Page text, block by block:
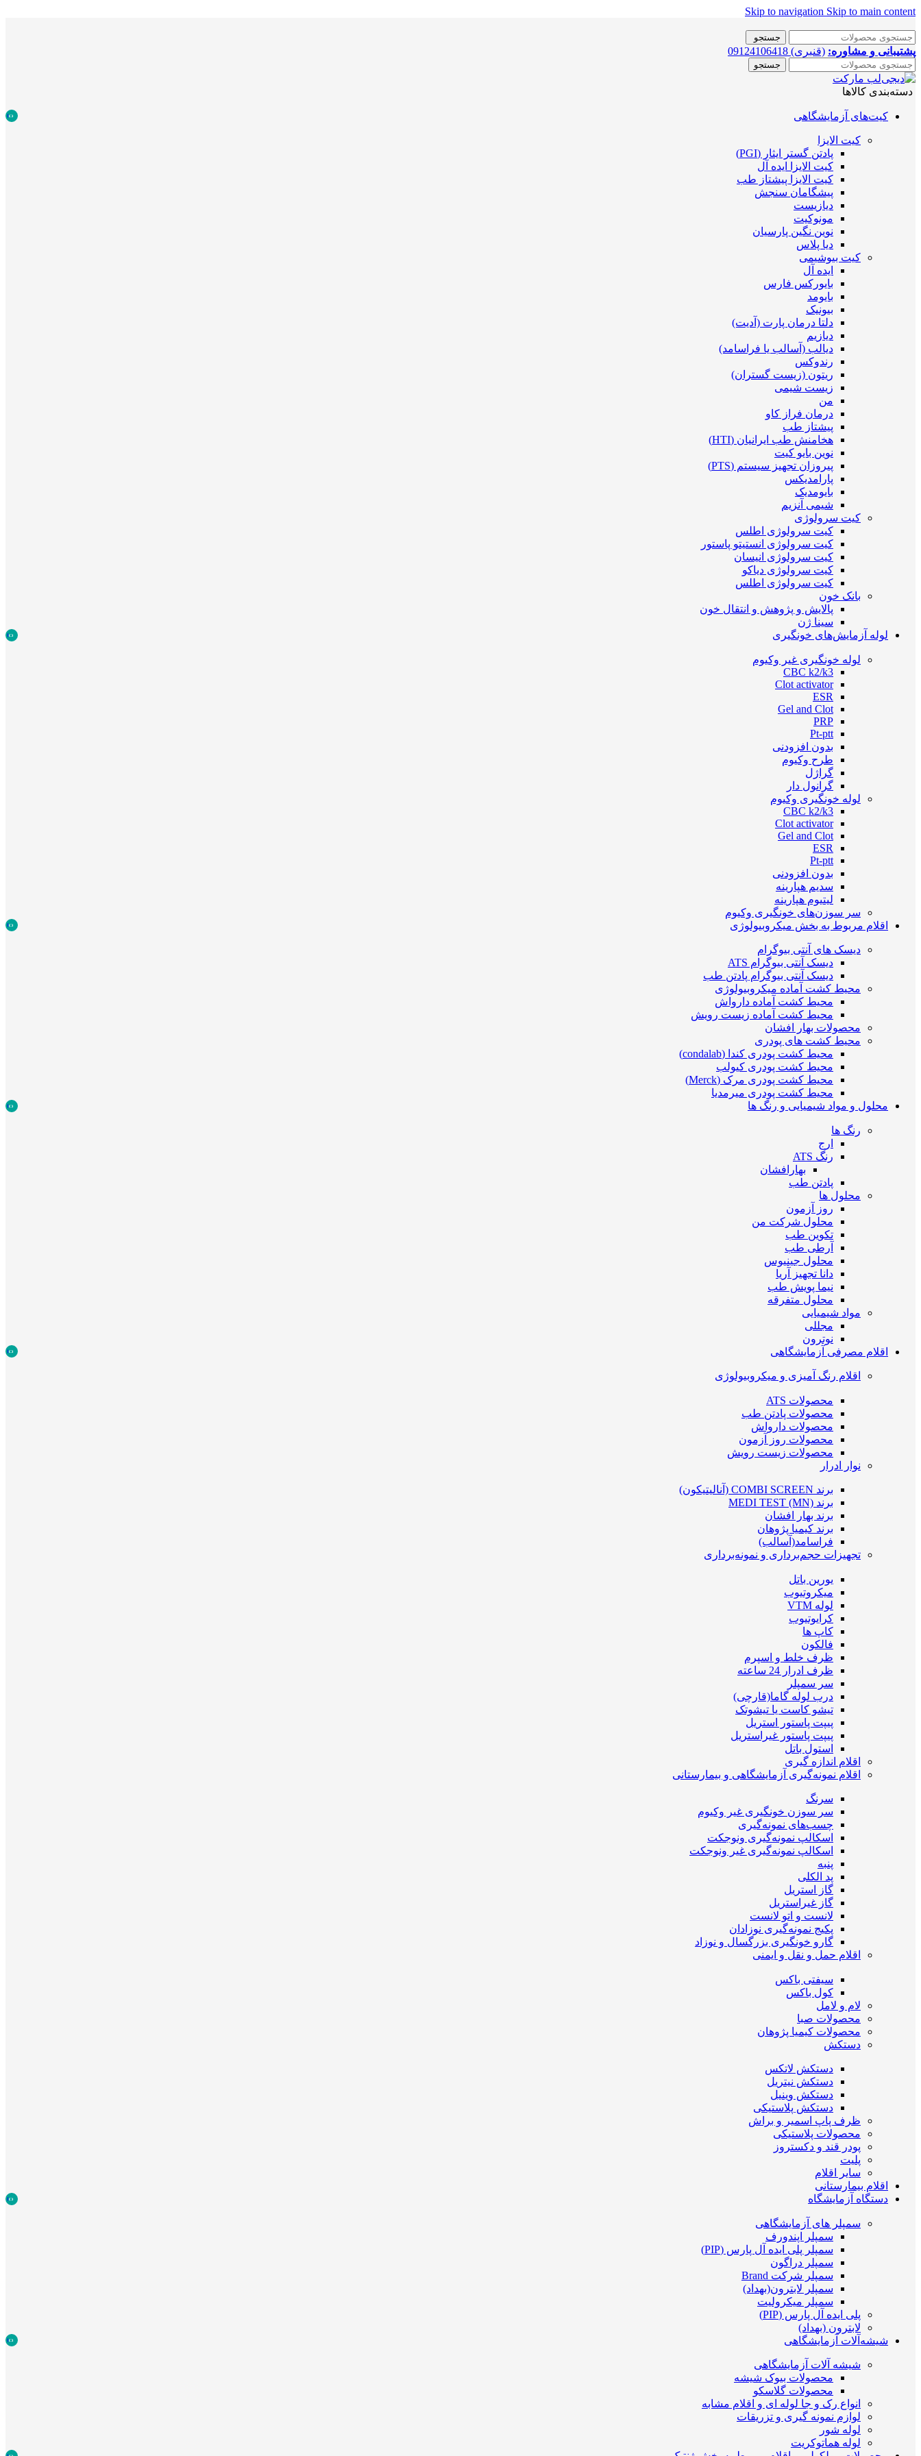
Skip to navigation Skip to main content
جستجو
پشتیبانی و مشاوره: (قنبری) 09124106418
جستجو
دسته‌بندی کالاها
کیت‌های آزمایشگاهی
کیت الایزا
پادتن گستر ایثار (PGI)
کیت الایزا ایده آل
کیت الایزا پیشتاز طب
پیشگامان سنجش
دیازیست
مونوکیت
نوین نگین پارسیان
دیا پلاس
کیت بیوشیمی
ایده آل
بایورکس فارس
بایومد
بیونیک
دلتا درمان پارت (آدیت)
دیازیم
دیالب (آسالب یا فراسامد)
رندوکس
ریتون (زیست گستران)
زیست شیمی
من
درمان فراز کاو
پیشتاز طب
هخامنش طب ایرانیان (HTI)
نوین بایو کیت
پیروزان تجهیز سیستم (PTS)
پارامدیکس
بایومدیک
شیمی آنزیم
کیت سرولوژی
کیت سرولوژی اطلس
کیت سرولوژی انستیتو پاستور
کیت سرولوژی انیسان
کیت سرولوژی دیاکو
کیت سرولوژی اطلس
بانک خون
پالایش و پژوهش و انتقال خون
سینا ژن
لوله آزمایش‌های خونگیری
لوله خونگیری غیر وکیوم
CBC k2/k3
Clot activator
ESR
Gel and Clot
PRP
Pt-ptt
بدون افزودنی
طرح وکیوم
گراژل
گرانول دار
لوله خونگیری وکیوم
CBC k2/k3
Clot activator
Gel and Clot
ESR
Pt-ptt
بدون افزودنی
سدیم هپارینه
لیتیوم هپارینه
سر سوزن‌های خونگیری وکیوم
اقلام مربوط به بخش میکروبیولوژی
دیسک های آنتی بیوگرام
دیسک آنتی بیوگرام ATS
دیسک آنتی بیوگرام پادتن طب
محیط کشت آماده میکروبیولوژی
محیط کشت آماده دارواش
محیط کشت آماده زیست رویش
محصولات بهار افشان
محیط کشت های پودری
محیط کشت پودری کندا (condalab)
محیط کشت پودری کیولب
محیط کشت پودری مرک (Merck)
محیط کشت پودری میرمدیا
محلول و مواد شیمیایی و رنگ ها
رنگ ها
ارج
رنگ ATS
بهارافشان
پادتن طب
محلول ها
روز آزمون
محلول شرکت من
تکوین طب
آرطی طب
محلول جینیوس
دانا تجهیز آریا
نیما پویش طب
محلول متفرقه
مواد شیمیایی
مجللی
نوترون
اقلام مصرفی آزمایشگاهی
اقلام رنگ آمیزی و میکروبیولوژی
محصولات ATS
محصولات پادتن طب
محصولات دارواش
محصولات روز آزمون
محصولات زیست رویش
نوار ادرار
برند COMBI SCREEN (آنالیتیکون)
برند MEDI TEST (MN)
برند بهار افشان
برند کیمیا پژوهان
فراسامد(آسالب)
تجهیزات حجم‌برداری و نمونه‌برداری
یورین باتل
میکروتیوب
لوله VTM
کرایوتیوب
کاپ ها
فالکون
ظرف خلط و اسپرم
ظرف ادرار 24 ساعته
سر سمپلر
درب لوله گاما(قارچی)
تیشو کاست یا تیشوتک
پیپت پاستور استریل
پیپت پاستور غیراستریل
استول باتل
اقلام اندازه گیری
اقلام نمونه‌گیری آزمایشگاهی و بیمارستانی
سرنگ
سر سوزن خونگیری غیر وکیوم
چسب‌های نمونه‎‌گیری
اسکالپ نمونه‌گیری ونوجکت
اسکالپ نمونه‌گیری غیر ونوجکت
پنبه
پد الکلی
گاز استریل
گاز غیراستریل
لانست و اتو لانست
پکیج نمونه‌گیری نوزادان
گارو خونگیری بزرگسال و نوزاد
اقلام حمل و نقل و ایمنی
سیفتی باکس
کول باکس
لام و لامل
محصولات صبا
محصولات کیمیا پژوهان
دستکش
دستکش لاتکس
دستکش نیتریل
دستکش وینیل
دستکش پلاستیکی
ظرف پاپ اسمیر و براش
محصولات پلاستیکی
پودر قند و دکستروز
پلیت
سایر اقلام
اقلام بیمارستانی
دستگاه آزمایشگاه
سمپلر های آزمایشگاهی
سمپلر اپندورف
سمپلر پلی ایده آل پارس (PIP)
سمپلر دراگون
سمپلر شرکت Brand
سمپلر لابترون(بهداد)
سمپلر میکرولیت
پلی ایده آل پارس (PIP)
لابترون (بهداد)
شیشه‌آلات آزمایشگاهی
شیشه آلات آزمایشگاهی
محصولات بیوک شیشه
محصولات گلاسکو
انواع رک و جا لوله ای و اقلام مشابه
لوازم نمونه گیری و تزریقات
لوله شور
لوله هماتوکریت